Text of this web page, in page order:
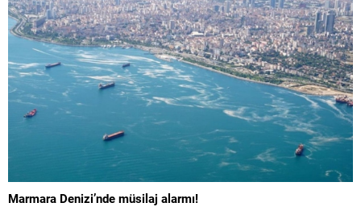
Marmara Denizi’nde müsilaj alarmı!